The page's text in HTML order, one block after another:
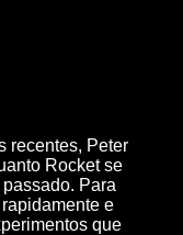
recentes, Peter
Rocket se
Para
e
que